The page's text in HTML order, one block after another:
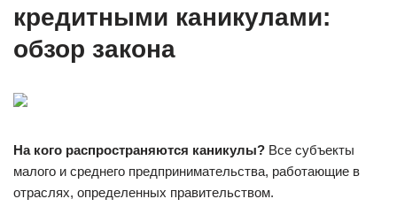
кредитными каникулами:
обзор закона
На кого распространяются каникулы? Все субъекты
малого и среднего предпринимательства, работающие в
отраслях, определенных правительством.